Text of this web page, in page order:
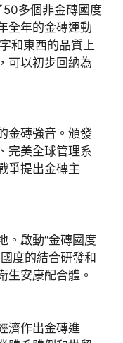
50多個非金磚國度
全年的金磚運動
和東西的品質上
可以初步回納為
磚強音。頒發
完美全球管理系
爭提出金磚主
啟動“金磚國度
度的結合研發和
生安康配合體。
作出金磚進